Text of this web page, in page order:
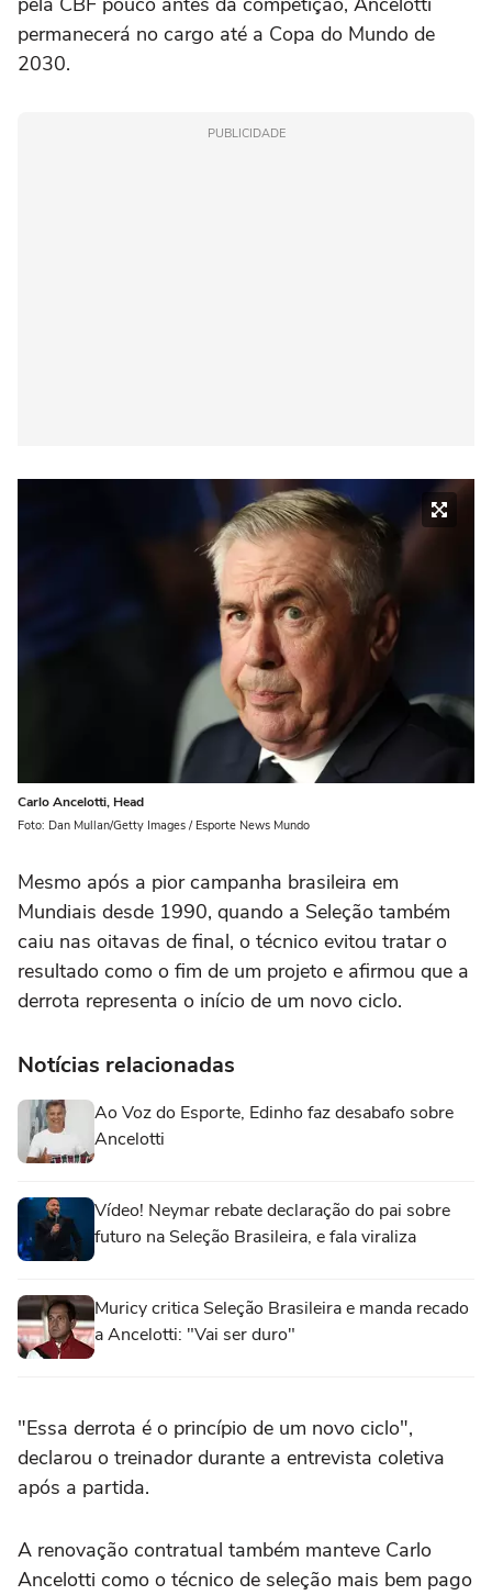
permanecerá no cargo até a Copa do Mundo de
2030.
PUBLICIDADE
Carlo Ancelotti, Head
Foto: Dan Mullan/Getty Images / Esporte News Mundo
Mesmo após a pior campanha brasileira em
Mundiais desde 1990, quando a Seleção também
caiu nas oitavas de final, o técnico evitou tratar o
resultado como o fim de um projeto e afirmou que a
derrota representa o início de um novo ciclo.
Notícias relacionadas
Ao Voz do Esporte, Edinho faz desabafo sobre
Ancelotti
Vídeo! Neymar rebate declaração do pai sobre
futuro na Seleção Brasileira, e fala viraliza
Muricy critica Seleção Brasileira e manda recado
a Ancelotti: "Vai ser duro"
"Essa derrota é o princípio de um novo ciclo",
declarou o treinador durante a entrevista coletiva
após a partida.
A renovação contratual também manteve Carlo
Ancelotti como o técnico de seleção mais bem pago